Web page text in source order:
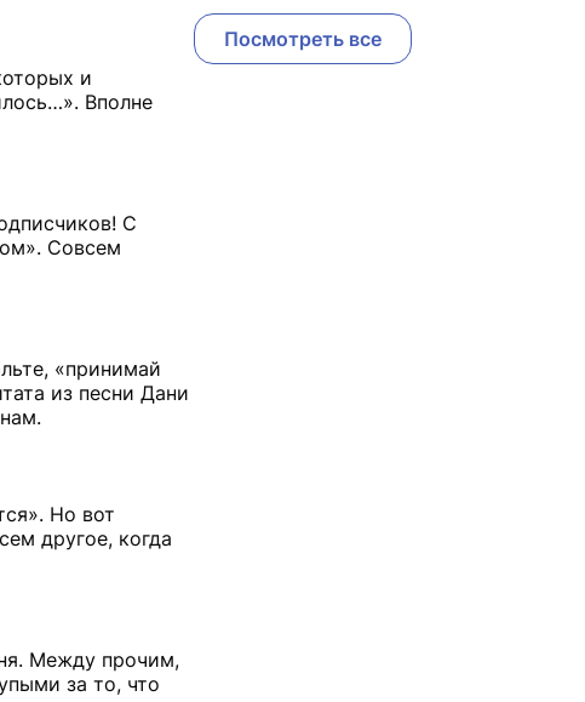
и
Вполне
С
Совсем
«принимай
из песни Дани
Но вот
другое, когда
Между прочим,
за то, что
Посмотреть все